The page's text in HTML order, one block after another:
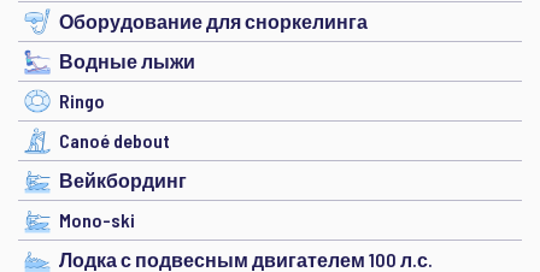
Оборудование для сноркелинга
Водные лыжи
Ringo
Canoé debout
Вейкбординг
Mono-ski
Лодка с подвесным двигателем 100 л.с.